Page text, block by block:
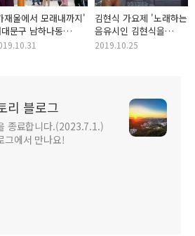
재울에서 모래내까지'
문구 남하나동
축제!
김현식 가요제 '노래하는
음유시인 김현식을
만나다 : 김현식 조형물'
2019.10.25
리 블로그
종료합니다.(2023.7.1.)
그에서 만나요!